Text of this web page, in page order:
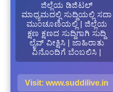
ಜಿಲ್ಲೆಯ ಡಿಜಿಟಲ್
ಮಾಧ್ಯಮದಲ್ಲಿ ಸುದ್ದಿಯಲ್ಲಿ ಸದಾ
ಮುಂಚೂಣಿಯಲ್ಲಿ | ಜಿಲ್ಲೆಯ
ಕ್ಷಣ ಕ್ಷಣದ ಸುದ್ದಿಗಾಗಿ ಸುದ್ದಿ
ಲೈವ್ ವೀಕ್ಷಿಸಿ | ಜಾಹಿರಾತು
ವಿನೊಂದಿಗೆ ಬೆಂಬಲಿಸಿ |
Visit: www.suddilive.in